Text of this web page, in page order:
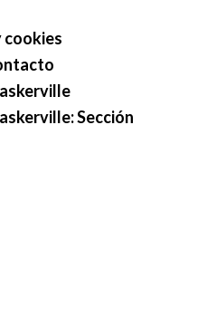
cookies
Sección